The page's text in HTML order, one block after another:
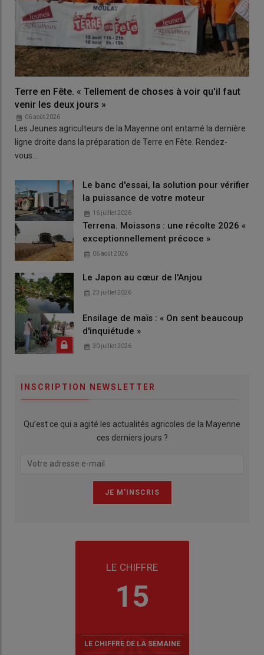
Terre en Fête. « Tellement de choses à voir qu'il faut
venir les deux jours »
06 août 2026
Les Jeunes agriculteurs de la Mayenne ont entamé la dernière
ligne droite dans la préparation de Terre en Fête. Rendez-
vous…
Le banc d'essai, la solution pour vérifier
la puissance de votre moteur
16 juillet 2026
Terrena. Moissons : une récolte 2026 «
exceptionnellement précoce »
06 août 2026
Le Japon au cœur de l'Anjou
23 juillet 2026
Ensilage de maïs : « On sent beaucoup
d'inquiétude »
30 juillet 2026
INSCRIPTION NEWSLETTER
Qu’est ce qui a agité les actualités agricoles de la Mayenne
ces derniers jours ?
LE CHIFFRE
15
LE CHIFFRE DE LA SEMAINE